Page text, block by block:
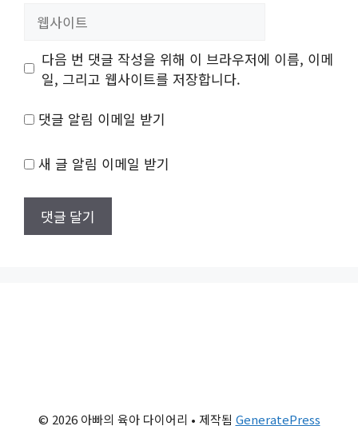
트
다음 번 댓글 작성을 위해 이 브라우저에 이름, 이메
일, 그리고 웹사이트를 저장합니다.
댓글 알림 이메일 받기
새 글 알림 이메일 받기
© 2026 아빠의 육아 다이어리 • 제작됨 GeneratePress